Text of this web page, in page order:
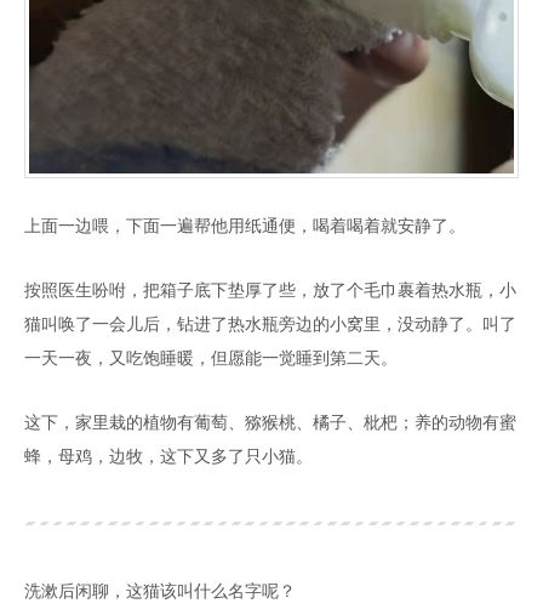
上面一边喂，下面一遍帮他用纸通便，喝着喝着就安静了。
按照医生吩咐，把箱子底下垫厚了些，放了个毛巾裹着热水瓶，小
猫叫唤了一会儿后，钻进了热水瓶旁边的小窝里，没动静了。叫了
一天一夜，又吃饱睡暖，但愿能一觉睡到第二天。
这下，家里栽的植物有葡萄、猕猴桃、橘子、枇杷；养的动物有蜜
蜂，母鸡，边牧，这下又多了只小猫。
洗漱后闲聊，这猫该叫什么名字呢？